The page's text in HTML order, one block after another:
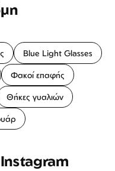
Blue Light Glasses
Φακοί επαφής
Θήκες γυαλιών